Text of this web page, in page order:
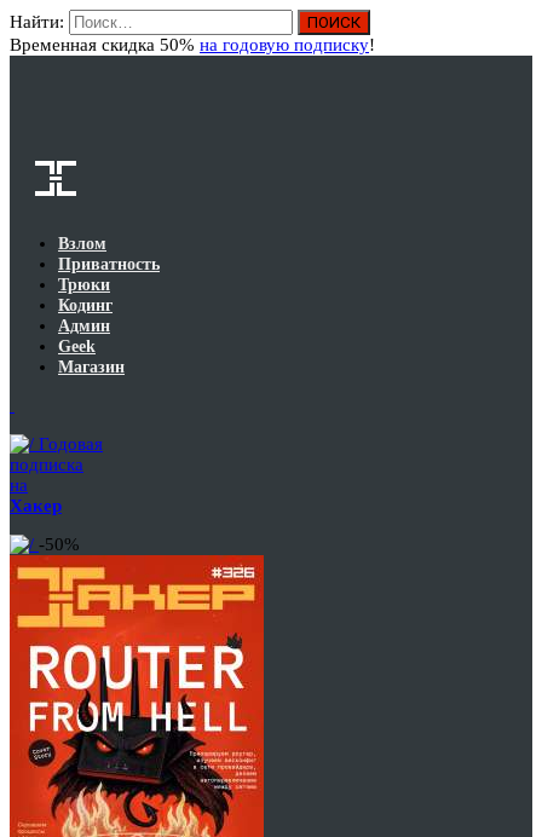
Найти:
Временная скидка 50% на годовую подписку!
Взлом
Приватность
Трюки
Кодинг
Админ
Geek
Магазин
Годовая
подписка
на
Хакер
-50%